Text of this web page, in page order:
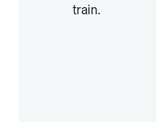
train.